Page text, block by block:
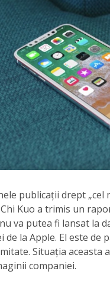
publicații drept „cel
Kuo a trimis un
va putea fi lansat la
de la Apple. El este de
Situația aceasta
companiei.